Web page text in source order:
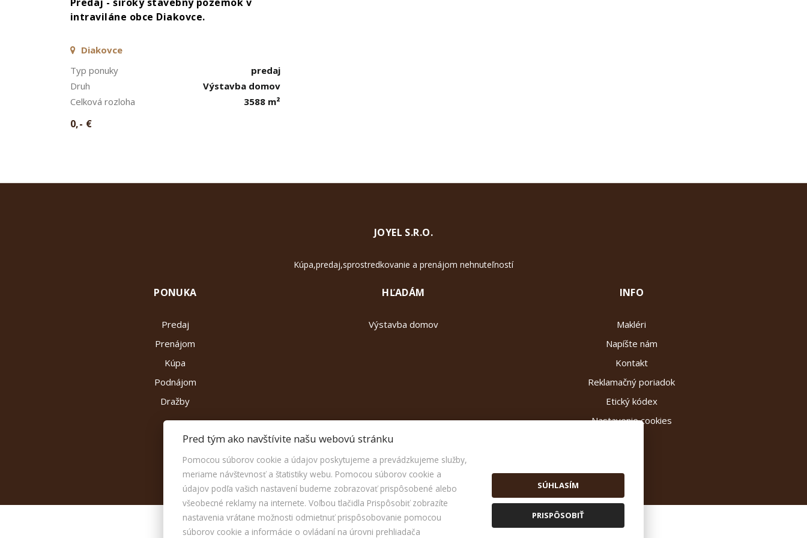
intraviláne obce Diakovce.
Diakovce
Typ ponuky
predaj
Druh
Výstavba domov
Celková rozloha
3588 m²
0,- €
JOYEL S.R.O.
Kúpa,predaj,sprostredkovanie a prenájom nehnuteľností
PONUKA
Predaj
Prenájom
Kúpa
Podnájom
Dražby
HĽADÁM
Výstavba domov
INFO
Makléri
Napíšte nám
Kontakt
Reklamačný poriadok
Etický kódex
Nastavenie cookies
© 2026 -JOYEL s.r.o.
Pred tým ako navštívite našu webovú stránku
Pomocou súborov cookie a údajov poskytujeme a prevádzkujeme služby,
meriame návštevnosť a štatistiky webu. Pomocou súborov cookie a
údajov podľa vašich nastavení budeme zobrazovať prispôsobené alebo
všeobecné reklamy na internete. Voľbou tlačidla Prispôsobiť zobrazíte
nastavenia vrátane možnosti odmietnuť prispôsobovanie pomocou
súborov cookie a informácie o ovládaní na úrovni prehliadača
SÚHLASÍM
PRISPÔSOBIŤ